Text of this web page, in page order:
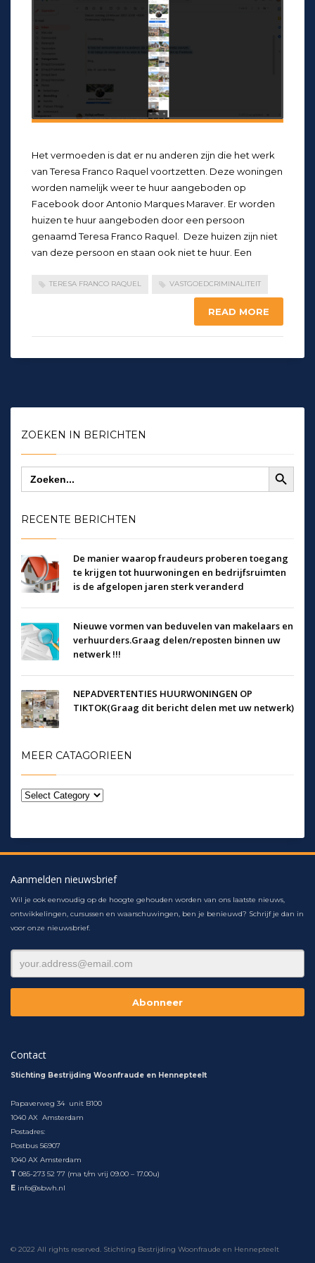
Het vermoeden is dat er nu anderen zijn die het werk
van Teresa Franco Raquel voortzetten. Deze woningen
worden namelijk weer te huur aangeboden op
Facebook door Antonio Marques Maraver. Er worden
huizen te huur aangeboden door een persoon
genaamd Teresa Franco Raquel. Deze huizen zijn niet
van deze persoon en staan ook niet te huur. Een
TERESA FRANCO RAQUEL VASTGOEDCRIMINALITEIT
READ MORE
ZOEKEN IN BERICHTEN
Zoek
naar:
Zoekknop
RECENTE BERICHTEN
De manier waarop fraudeurs proberen toegang
te krijgen tot huurwoningen en bedrijfsruimten
is de afgelopen jaren sterk veranderd
Nieuwe vormen van beduvelen van makelaars en
verhuurders.Graag delen/reposten binnen uw
netwerk !!!
NEPADVERTENTIES HUURWONINGEN OP
TIKTOK(Graag dit bericht delen met uw netwerk)
MEER CATAGORIEEN
Aanmelden nieuwsbrief
Wil je ook eenvoudig op de hoogte gehouden worden van ons laatste nieuws,
ontwikkelingen, cursussen en waarschuwingen, ben je benieuwd? Schrijf je dan in
voor onze nieuwsbrief.
Contact
Stichting Bestrijding Woonfraude en Hennepteelt
Papaverweg 34 unit B100
1040 AX Amsterdam
Postadres:
Postbus 56907
1040 AX Amsterdam
T 085-273 52 77 (ma t/m vrij 09.00 – 17.00u)
E info@sbwh.nl
© 2022 All rights reserved. Stichting Bestrijding Woonfraude en Hennepteelt